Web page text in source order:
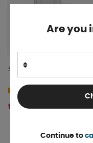
Stolsöverdrag SKA
Beställningsvara
fr. 988 kr
Are you
Continue to